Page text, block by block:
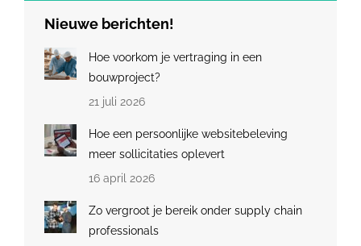
Nieuwe berichten!
Hoe voorkom je vertraging in een
bouwproject?
21 juli 2026
Hoe een persoonlijke websitebeleving
meer sollicitaties oplevert
16 april 2026
Zo vergroot je bereik onder supply chain
professionals